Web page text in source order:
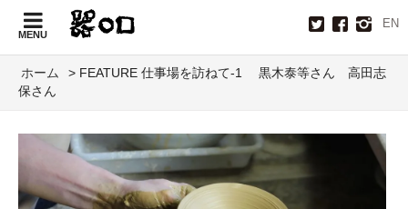
MENU
EN
ホーム
> FEATURE 仕事場を訪ねて-1 黒木泰等さん 高田志
保さん